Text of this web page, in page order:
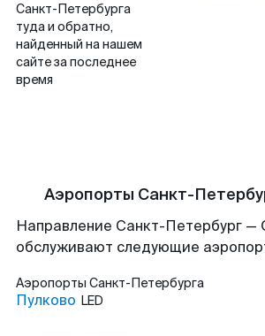
Санкт-Петербурга
туда и обратно,
найденный на нашем
сайте за последнее
время
Аэропорты Санкт-
Направление Санкт-Петербург —
обслуживают следующие
Аэропорты Санкт-Петербурга
Пулково LED